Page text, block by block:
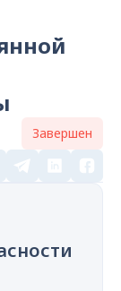
Завершен